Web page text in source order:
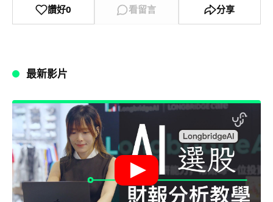
讚好0 看留言 分享
最新影片